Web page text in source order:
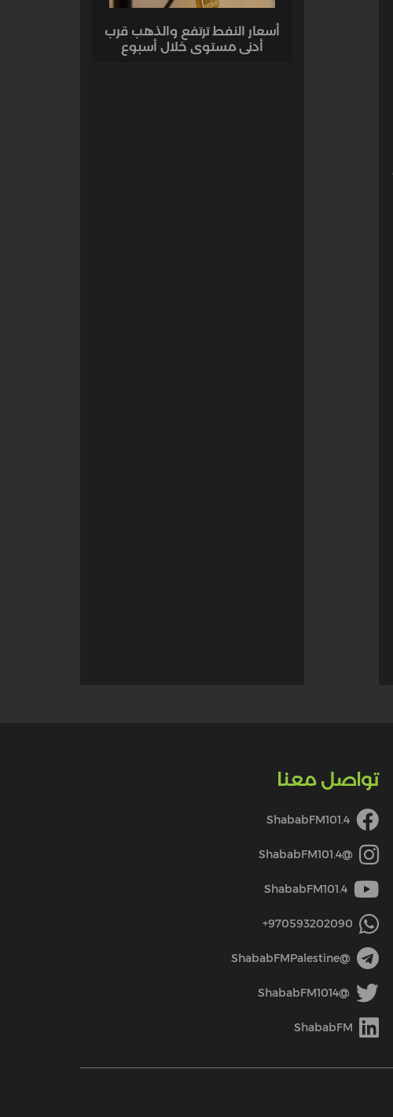
أسعار النفط ترتفع والذهب قرب
أدنى مستوى خلال أسبوع
تواصل معنا
ShababFM101.4
@ShababFM101.4
ShababFM101.4
970593202090+
@ShababFMPalestine
@ShababFM1014
ShababFM